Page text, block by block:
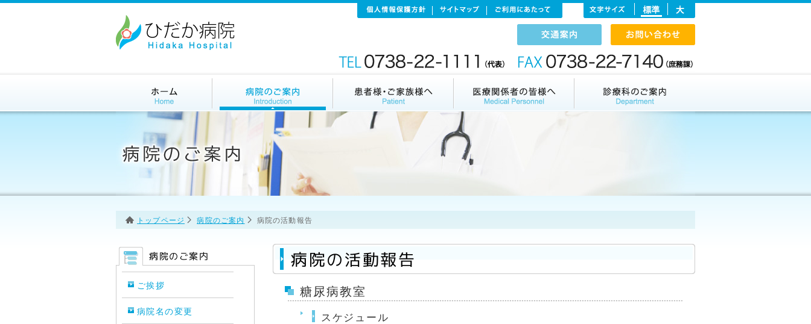
トップページ 病院のご案内 病院の活動報告
病院の活動報告
糖尿病教室
スケジュール
病院のご案内
ご挨拶
病院名の変更